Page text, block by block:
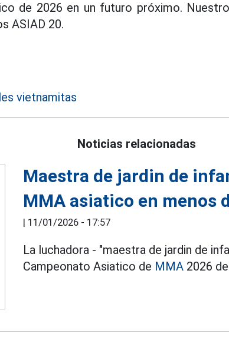
de 2026 en un futuro próximo.
ASIAD 20.
vietnamitas
Noticias relacionadas
Maestra de jardin de
MMA asiatico en menos
| 11/01/2026 - 17:57
La luchadora - "maestra de jardin de
Campeonato Asiatico de MMA 2026